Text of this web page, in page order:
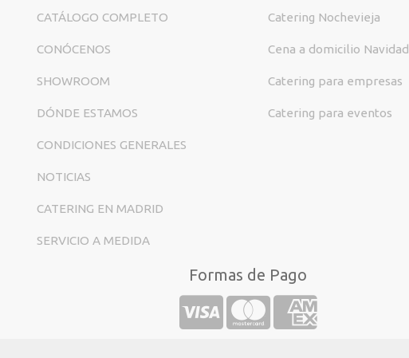
CATÁLOGO COMPLETO
CONÓCENOS
SHOWROOM
DÓNDE ESTAMOS
CONDICIONES GENERALES
NOTICIAS
CATERING EN MADRID
SERVICIO A MEDIDA
Catering Nochevieja
Cena a domicilio Navidad
Catering para empresas
Catering para eventos
Formas de Pago